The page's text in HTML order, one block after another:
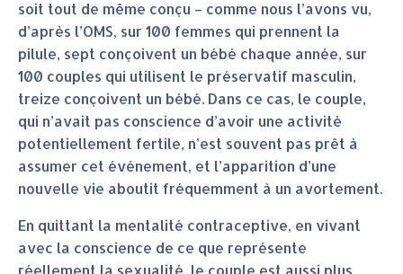
soit tout de même conçu – comme nous l’avons vu,
d’après l’OMS, sur 100 femmes qui prennent la
pilule, sept conçoivent un bébé chaque année, sur
100 couples qui utilisent le préservatif masculin,
treize conçoivent un bébé. Dans ce cas, le couple,
qui n’avait pas conscience d’avoir une activité
potentiellement fertile, n’est souvent pas prêt à
assumer cet événement, et l’apparition d’une
nouvelle vie aboutit fréquemment à un avortement.
En quittant la mentalité contraceptive, en vivant
avec la conscience de ce que représente
réellement la sexualité, le couple est aussi plus